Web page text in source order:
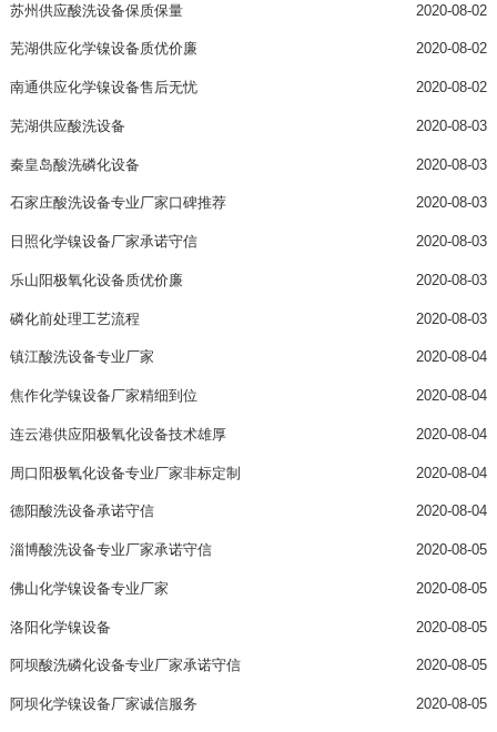
苏州供应酸洗设备保质保量 2020-08-02
芜湖供应化学镍设备质优价廉 2020-08-02
南通供应化学镍设备售后无忧 2020-08-02
芜湖供应酸洗设备 2020-08-03
秦皇岛酸洗磷化设备 2020-08-03
石家庄酸洗设备专业厂家口碑推荐 2020-08-03
日照化学镍设备厂家承诺守信 2020-08-03
乐山阳极氧化设备质优价廉 2020-08-03
磷化前处理工艺流程 2020-08-03
镇江酸洗设备专业厂家 2020-08-04
焦作化学镍设备厂家精细到位 2020-08-04
连云港供应阳极氧化设备技术雄厚 2020-08-04
周口阳极氧化设备专业厂家非标定制 2020-08-04
德阳酸洗设备承诺守信 2020-08-04
淄博酸洗设备专业厂家承诺守信 2020-08-05
佛山化学镍设备专业厂家 2020-08-05
洛阳化学镍设备 2020-08-05
阿坝酸洗磷化设备专业厂家承诺守信 2020-08-05
阿坝化学镍设备厂家诚信服务 2020-08-05